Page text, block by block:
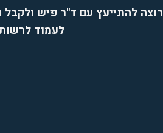
רוצה להתייעץ עם ד''ר פיש
לעמוד